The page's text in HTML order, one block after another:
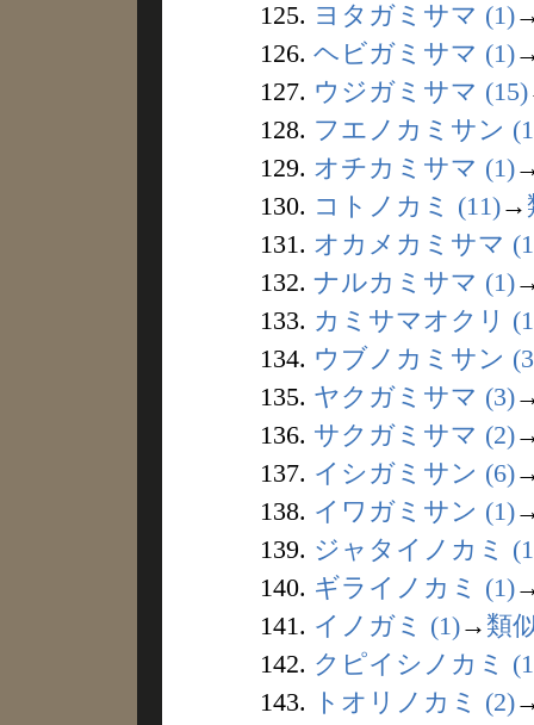
125. ヨタガミサマ (1)
126. ヘビガミサマ (1)
127. ウジガミサマ (15)
128. フエノカミサン
129. オチカミサマ (1)
130. コトノカミ (11)→
131. オカメカミサマ
132. ナルカミサマ (1)
133. カミサマオクリ
134. ウブノカミサン
135. ヤクガミサマ (3)
136. サクガミサマ (2)
137. イシガミサン (6)
138. イワガミサン (1)
139. ジャタイノカミ
140. ギライノカミ (1)
141. イノガミ (1)→ 類
142. クピイシノカミ
143.
トオリノカミ (2)